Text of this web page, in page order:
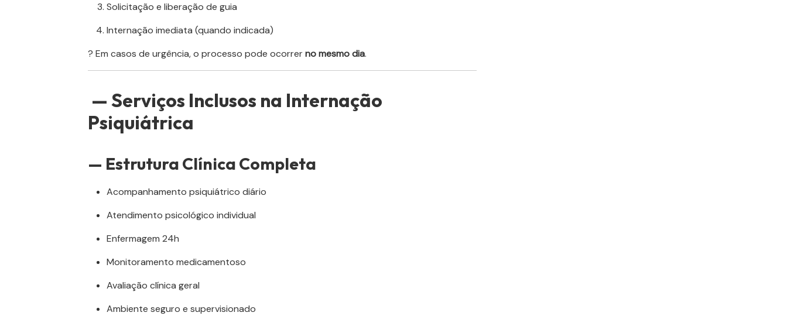
Solicitação e liberação de guia
Internação imediata (quando indicada)
? Em casos de urgência, o processo pode ocorrerno mesmo dia.
— Serviços Inclusos na Internação
Psiquiátrica
— Estrutura Clínica Completa
Acompanhamento psiquiátrico diário
Atendimento psicológico individual
Enfermagem 24h
Monitoramento medicamentoso
Avaliação clínica geral
Ambiente seguro e supervisionado